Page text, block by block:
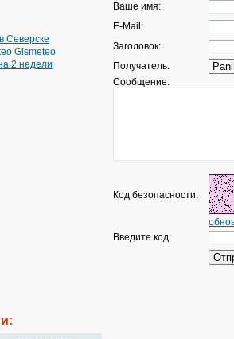
Северске
Gismeteo
2 недели
Ваше имя:
E-Mail:
Заголовок:
Получатель:
Сообщение:
Код безопасности:
Введите код: